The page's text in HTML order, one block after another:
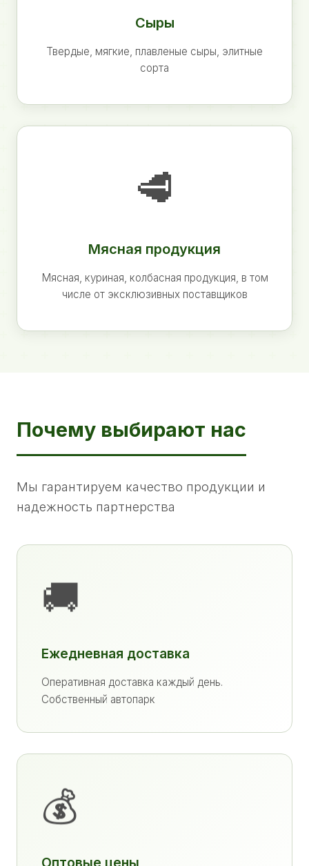
Сыры
Твердые, мягкие, плавленые сыры, элитные
сорта
🥩
Мясная продукция
Мясная, куриная, колбасная продукция, в том
числе от эксклюзивных поставщиков
Почему выбирают нас
Мы гарантируем качество продукции и
надежность партнерства
🚚
Ежедневная доставка
Оперативная доставка каждый день.
Собственный автопарк
💰
Оптовые цены